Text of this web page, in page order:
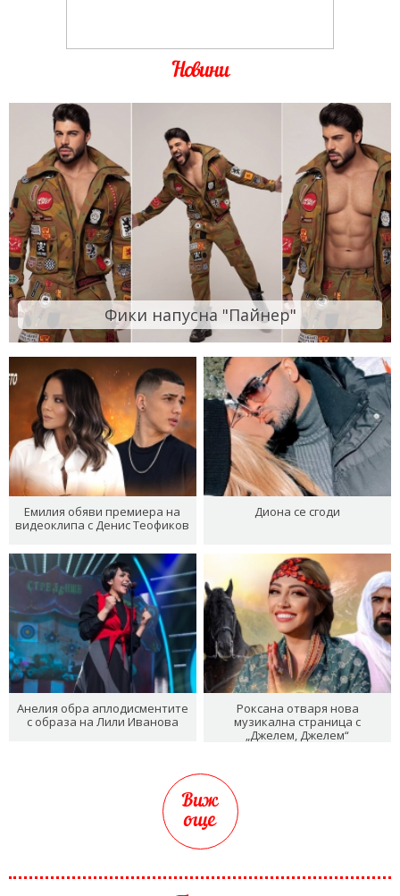
Новини
Фики напусна "Пайнер"
Емилия обяви премиера на
видеоклипа с Денис Теофиков
Диона се сгоди
Анелия обра аплодисментите
с образа на Лили Иванова
Роксана отваря нова
музикална страница с
„Джелем, Джелем“
Виж
още